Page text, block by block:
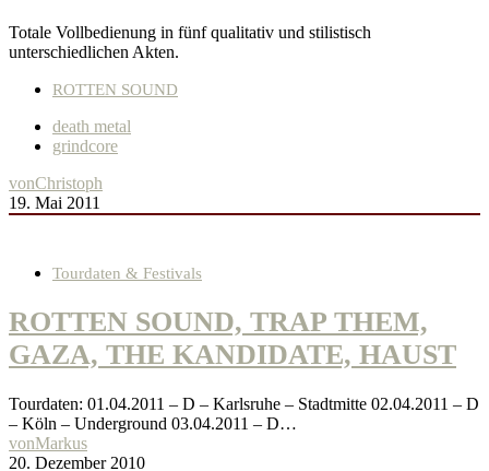
Totale Vollbedienung in fünf qualitativ und stilistisch
unterschiedlichen Akten.
ROTTEN SOUND
death metal
grindcore
vonChristoph
19. Mai 2011
Tourdaten & Festivals
ROTTEN SOUND, TRAP THEM,
GAZA, THE KANDIDATE, HAUST
Tourdaten: 01.04.2011 – D – Karlsruhe – Stadtmitte 02.04.2011 – D
– Köln – Underground 03.04.2011 – D…
vonMarkus
20. Dezember 2010